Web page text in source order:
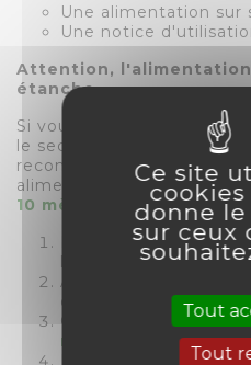
Une alimentation sur
Une notice
Attention,
étanche.
Si vous souhaitez laisser
le secteur et en extérieur,
recommandons de relier
alimentation par un câble
10 mètres
Prise secteur (en
l'humidité)
Alimentation secteur
en intérieur, à l'abri
Câble étanche 5
mètres
(possibilité
Ce site
donne
sur ceux
Tout
Tout